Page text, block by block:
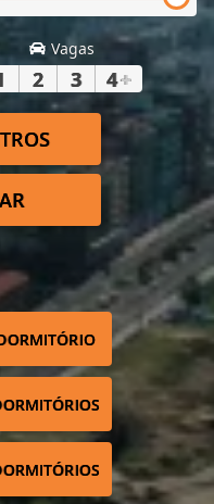
Vagas
2 3 4+